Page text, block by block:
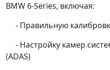
BMW 6-Series, включая:
- Правильную
- Настройку камер
(ADAS)